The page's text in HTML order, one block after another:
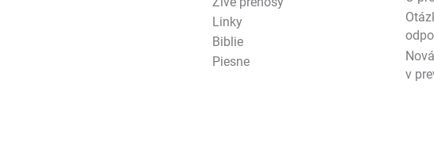
Linky
Biblie
Piesne
v